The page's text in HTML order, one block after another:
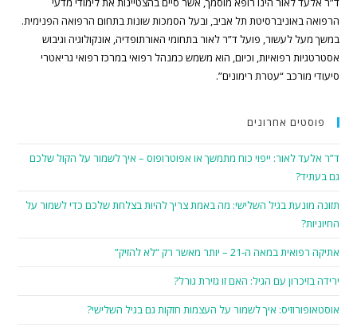
הרפואה באוניברסיטת תל אביב, ובעל הסמכות שונות בתחום הרפואה הפנימית.
במשך מעל לעשור, פועל ד”ר לאור בתחומי האורתופדיה, אונקולוגיה וגיבוש
אסטרטגיות רפואיות, וכיום, הוא משמש כמנהל רפואי במרכז רפואי גריאטרי
סיעודי מורכב “עטרת רימונים”.
פוסטים אחרונים
ד”ר אלעד לאור: ייפוי כוח מתמשך או אפוטרופוס – איך לשמור על הקול שלכם
גם בעתיד?
תזונה מונעת בגיל השלישי: מה באמת צריך להיות בצלחת שלכם כדי לשמור על
החיוניות?
אתיקה רפואית במאה ה-21 – יותר מאשר רק “לא להזיק”
ירידה בזיכרון עם הגיל: האם זו גזירת גורל?
אוסטאופורוזיס: איך לשמור על העצמות חזקות גם בגיל השלישי?